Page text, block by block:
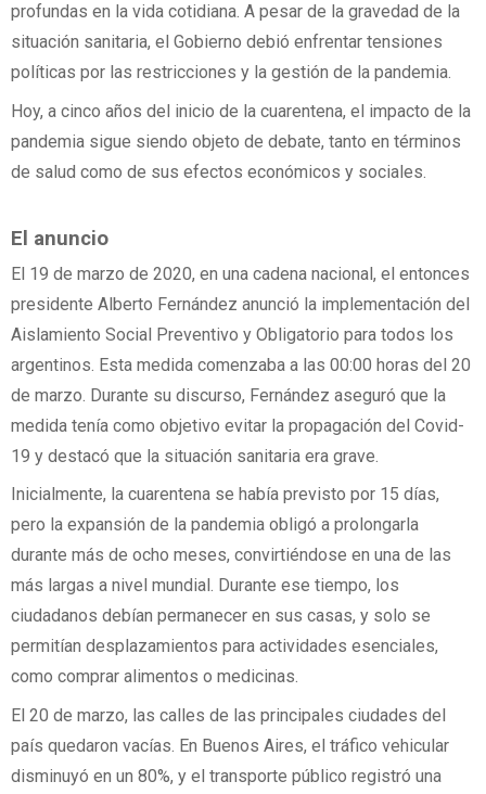
profundas en la vida cotidiana. A pesar de la gravedad de la
situación sanitaria, el Gobierno debió enfrentar tensiones
políticas por las restricciones y la gestión de la pandemia.
Hoy, a cinco años del inicio de la cuarentena, el impacto de la
pandemia sigue siendo objeto de debate, tanto en términos
de salud como de sus efectos económicos y sociales.
El anuncio
El 19 de marzo de 2020, en una cadena nacional, el entonces
presidente Alberto Fernández anunció la implementación del
Aislamiento Social Preventivo y Obligatorio para todos los
argentinos. Esta medida comenzaba a las 00:00 horas del 20
de marzo. Durante su discurso, Fernández aseguró que la
medida tenía como objetivo evitar la propagación del Covid-
19 y destacó que la situación sanitaria era grave.
Inicialmente, la cuarentena se había previsto por 15 días,
pero la expansión de la pandemia obligó a prolongarla
durante más de ocho meses, convirtiéndose en una de las
más largas a nivel mundial. Durante ese tiempo, los
ciudadanos debían permanecer en sus casas, y solo se
permitían desplazamientos para actividades esenciales,
como comprar alimentos o medicinas.
El 20 de marzo, las calles de las principales ciudades del
país quedaron vacías. En Buenos Aires, el tráfico vehicular
disminuyó en un 80%, y el transporte público registró una